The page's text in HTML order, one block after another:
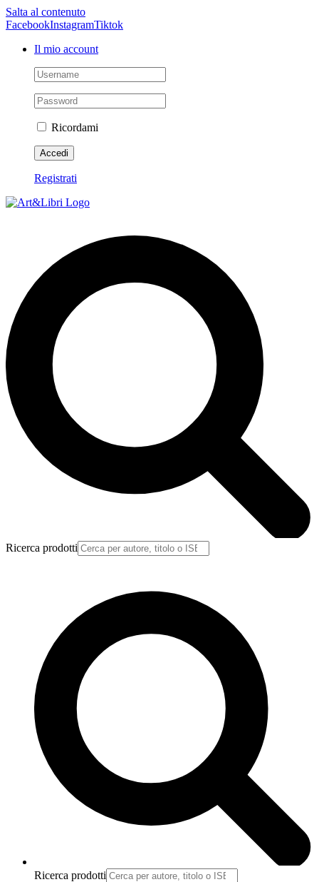
Salta al contenuto
FacebookInstagramTiktok
Il mio account
Ricordami
Registrati
Ricerca prodotti
Ricerca prodotti